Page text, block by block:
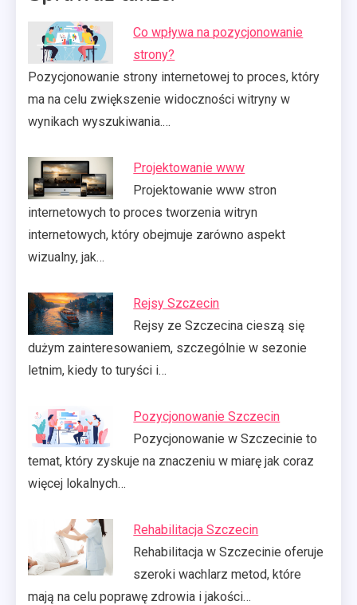
Co wpływa na pozycjonowanie
strony?
Pozycjonowanie strony internetowej to proces, który
ma na celu zwiększenie widoczności witryny w
wynikach wyszukiwania.…
Projektowanie www
Projektowanie www stron
internetowych to proces tworzenia witryn
internetowych, który obejmuje zarówno aspekt
wizualny, jak…
Rejsy Szczecin
Rejsy ze Szczecina cieszą się
dużym zainteresowaniem, szczególnie w sezonie
letnim, kiedy to turyści i…
Pozycjonowanie Szczecin
Pozycjonowanie w Szczecinie to
temat, który zyskuje na znaczeniu w miarę jak coraz
więcej lokalnych…
Rehabilitacja Szczecin
Rehabilitacja w Szczecinie oferuje
szeroki wachlarz metod, które
mają na celu poprawę zdrowia i jakości…